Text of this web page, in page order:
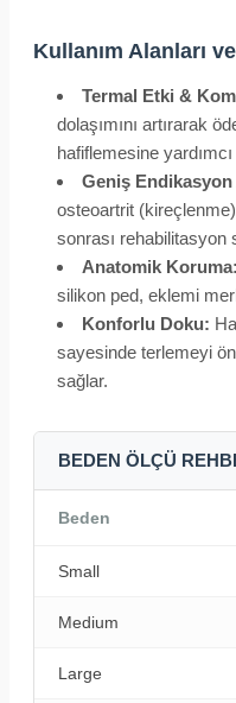
Kullanım Alanları
Termal Etki &
dolaşımını artırarak
hafiflemesine yardımcı
Geniş Endikasyon
osteoartrit
sonrası rehabilitasyon
Anatomik Koruma:
silikon ped, eklemi
Konforlu Doku:
sayesinde terlemeyi
sağlar.
BEDEN ÖLÇÜ
Beden
Small
Medium
Large